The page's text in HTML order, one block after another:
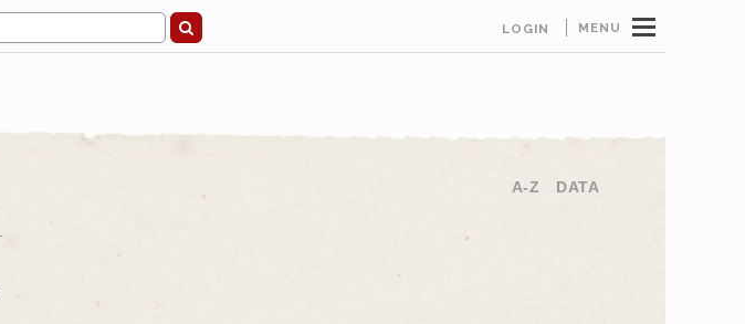
MENU
LOGIN
A-Z DATA